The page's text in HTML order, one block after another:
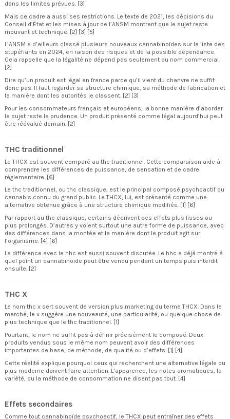
dans les limites prévues. [3]
Mais ce cadre a aussi ses restrictions. Le texte de 2021, les décisions du
Conseil d’État et les mises à jour de l’ANSM montrent que le sujet reste
mouvant et technique. [2] [3] [5]
L’ANSM a d’ailleurs classé plusieurs nouveaux cannabinoïdes sur la liste des
stupéfiants en 2024, en raison des risques et de la possible dépendance.
Cela rappelle que la légalité ne dépend pas seulement du nom commercial.
[2]
Dire qu’un produit est légal en france parce qu’il vient du chanvre ne suffit
donc pas. Il faut regarder sa structure chimique, sa méthode de fabrication et
la manière dont les autorités le classent. [2] [3]
Pour les consommateurs français et européens, la bonne manière d’aborder
le sujet reste la prudence. Un produit présenté comme légal aujourd’hui peut
être réévalué demain. [2]
THC traditionnel
Le THCX est souvent comparé au thc traditionnel. Cette comparaison aide à
comprendre les différences de puissance, de sensation et de cadre
réglementaire. [6]
Le thc traditionnel, ou thc classique, est le principal composé psychoactif du
cannabis connu du grand public. Le THCX, lui, est présenté comme une
alternative obtenue grâce à une structure chimique modifiée. [1] [6]
Par rapport au thc classique, certains décrivent des effets plus lisses ou
plus prolongés. D’autres y voient surtout une autre forme de puissance, avec
des différences dans la montée et la manière dont le produit agit sur
l’organisme. [4] [6]
La différence avec le hhc est aussi souvent discutée. Le hhc a déjà montré à
quel point un cannabinoïde peut être vendu pendant un temps puis interdit
ensuite. [2]
THC X
Le nom thc x sert souvent de version plus marketing du terme THCX. Dans le
marché, le x suggère une nouveauté, une particularité, ou quelque chose de
plus technique que le thc traditionnel. [1]
Pourtant, le nom ne suffit pas à définir précisément le composé. Deux
produits vendus sous le même nom peuvent avoir des différences
importantes de base, de méthode, de qualité ou d’effets. [1] [4]
Cette réalité explique pourquoi ceux qui recherchent une alternative légale ou
plus moderne doivent faire attention. L’apparence, les notes aromatiques, la
variété, ou la méthode de consommation ne disent pas tout. [4]
Effets secondaires
Comme tout cannabinoïde psychoactif, le THCX peut entraîner des effets